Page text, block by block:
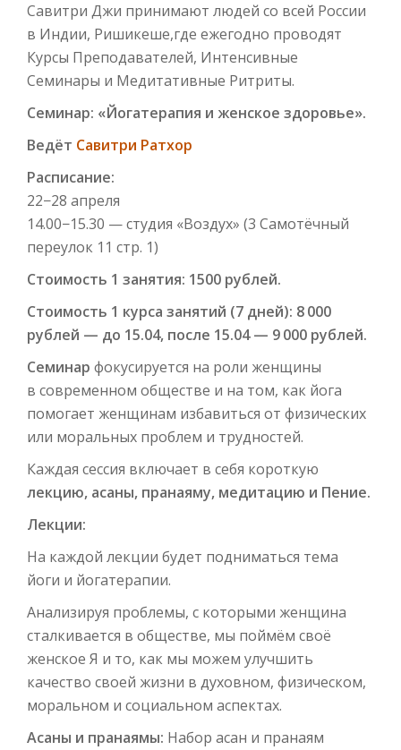
Савитри Джи принимают людей со всей России
в Индии, Ришикеше,где ежегодно проводят
Курсы Преподавателей, Интенсивные
Семинары и Медитативные Ритриты.
Семинар: «Йогатерапия и женское здоровье».
Ведёт Савитри Ратхор
Расписание:
22−28 апреля
14.00−15.30 — студия «Воздух» (3 Самотёчный
переулок 11 стр. 1)
Стоимость 1 занятия: 1500 рублей.
Стоимость 1 курса занятий (7 дней): 8 000
рублей — до 15.04, после 15.04 — 9 000 рублей.
Семинар фокусируется на роли женщины
в современном обществе и на том, как йога
помогает женщинам избавиться от физических
или моральных проблем и трудностей.
Каждая сессия включает в себя короткую
лекцию, асаны, пранаяму, медитацию и Пение.
Лекции:
На каждой лекции будет подниматься тема
йоги и йогатерапии.
Анализируя проблемы, с которыми женщина
сталкивается в обществе, мы поймём своё
женское Я и то, как мы можем улучшить
качество своей жизни в духовном, физическом,
моральном и социальном аспектах.
Асаны и пранаямы: Набор асан и пранаям